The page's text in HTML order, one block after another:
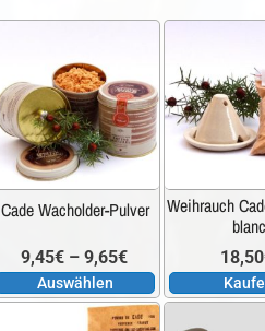
Cade Wacholder-Pulver
9,45€ – 9,65€Preisspanne:
9,45€
Auswählen
Produkt
weist
mehrere
Varianten
auf.
Die
können
auf
Weihrauch
blanc
18,50